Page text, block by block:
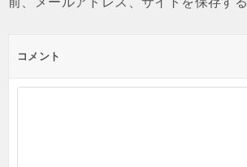
コメント